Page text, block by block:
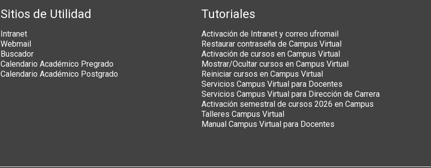
Sitios de Utilidad
Intranet
Webmail
Buscador
Calendario Académico Pregrado
Calendario Académico Postgrado
Tutoriales
Activación de Intranet y correo ufromail
Restaurar contraseña de Campus Virtual
Activación de cursos en Campus Virtual
Mostrar/Ocultar cursos en Campus Virtual
Reiniciar cursos en Campus Virtual
Servicios Campus Virtual para Docentes
Servicios Campus Virtual para Dirección de Carrera
Activación semestral de cursos 2026 en Campus
Talleres Campus Virtual
Manual Campus Virtual para Docentes